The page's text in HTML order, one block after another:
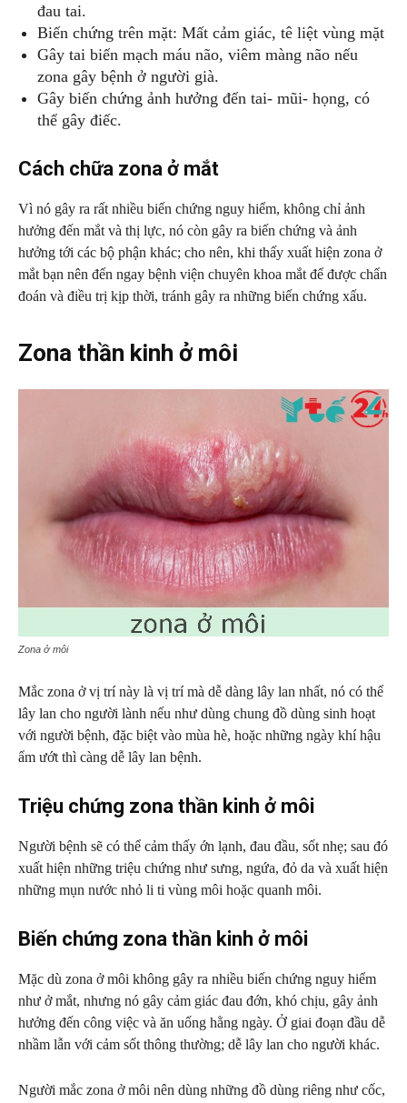
đau tai.
Biến chứng trên mặt: Mất cảm giác, tê liệt vùng mặt
Gây tai biến mạch máu não, viêm màng não nếu
zona gây bệnh ở người già.
Gây biến chứng ảnh hưởng đến tai- mũi- họng, có
thể gây điếc.
Cách chữa zona ở mắt
Vì nó gây ra rất nhiều biến chứng nguy hiểm, không chỉ ảnh
hưởng đến mắt và thị lực, nó còn gây ra biến chứng và ảnh
hưởng tới các bộ phận khác; cho nên, khi thấy xuất hiện zona ở
mắt bạn nên đến ngay bệnh viện chuyên khoa mắt để được chẩn
đoán và điều trị kịp thời, tránh gây ra những biến chứng xấu.
Zona thần kinh ở môi
Zona ở môi
Mắc zona ở vị trí này là vị trí mà dễ dàng lây lan nhất, nó có thể
lây lan cho người lành nếu như dùng chung đồ dùng sinh hoạt
với người bệnh, đặc biệt vào mùa hè, hoặc những ngày khí hậu
ẩm ướt thì càng dễ lây lan bệnh.
Triệu chứng zona thần kinh ở môi
Người bệnh sẽ có thể cảm thấy ớn lạnh, đau đầu, sốt nhẹ; sau đó
xuất hiện những triệu chứng như sưng, ngứa, đỏ da và xuất hiện
những mụn nước nhỏ li ti vùng môi hoặc quanh môi.
Biến chứng zona thần kinh ở môi
Mặc dù zona ở môi không gây ra nhiều biến chứng nguy hiểm
như ở mắt, nhưng nó gây cảm giác đau đớn, khó chịu, gây ảnh
hưởng đến công việc và ăn uống hằng ngày. Ở giai đoạn đầu dễ
nhầm lẫn với cảm sốt thông thường; dễ lây lan cho người khác.
Người mắc zona ở môi nên dùng những đồ dùng riêng như cốc,